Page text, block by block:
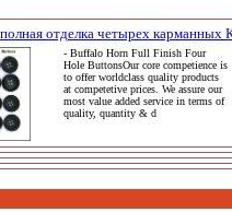
отделка четырех карманных
- Buffalo Horn Full Finish Four
Hole ButtonsOur core competience is
to offer worldclass quality products
at competetive prices. We assure our
most value added service in terms of
quality, quantity & d